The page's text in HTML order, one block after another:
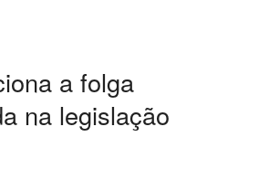
a folga
na legislação